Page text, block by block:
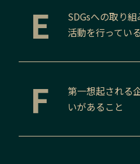
E
SDGsへの取り
活動を行ってい
F
第一想起される
いがあること